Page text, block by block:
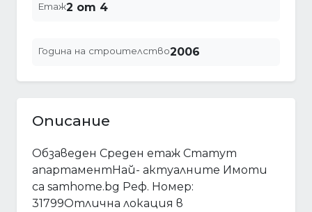
Етаж2 от 4
Година на строителство2006
Описание
Обзаведен Среден етаж Статут
апартаментНай- актуалните Имоти
са samhome.bg Реф. Номер:
31799Отлична локация в